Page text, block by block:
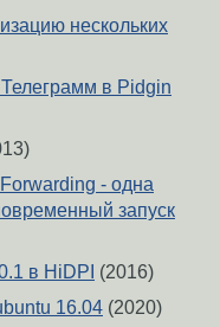
нескольких
в Pidgin
- одна
запуск
в HiDPI (2016)
16.04 (2020)